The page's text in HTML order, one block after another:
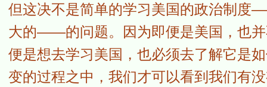
但这决不是简单的学习美国的政治制度
大的——的问题。因为即便是美国，也
便是想去学习美国，也必须去了解它是
变的过程之中，我们才可以看到我们有